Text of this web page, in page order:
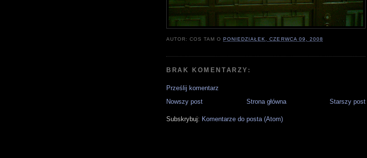
AUTOR:COS TAM O PONIEDZIAŁEK, CZERWCA 09, 2008
BRAK KOMENTARZY:
Prześlij komentarz
Nowszy post
Starszy post
Strona główna
Subskrybuj: Komentarze do posta (Atom)